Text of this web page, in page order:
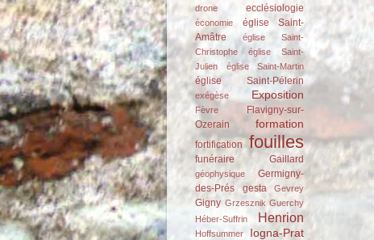
drone
ecclésiologie
économie
église Saint-
Amâtre
église Saint-
Christophe
église Saint-
Julien
église Saint-Martin
église Saint-Pélerin
exégèse Exposition
Fèvre
Flavigny-sur-
Ozerain
formation
fortification fouilles
funéraire Gaillard
géophysique
Germigny-
des-Prés
gesta Gevrey
Gigny Grzesznik Guerchy
Héber-Suffrin
Henrion
Hoffsummer Iogna-Prat